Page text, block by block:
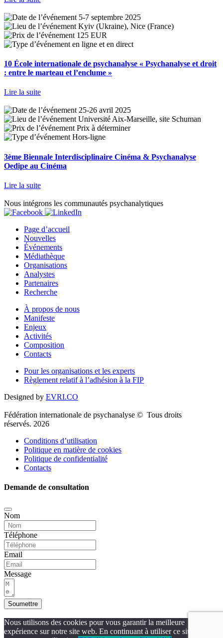
5-7 septembre 2025
Kyiv (Ukraine), Nice (France)
125 EUR
en ligne et en direct
10 École internationale de psychanalyse « Psychanalyse et droit
: entre le marteau et l’enclume »
Lire la suite
25-26 avril 2025
Université Aix-Marseille, site Schuman
Prix à déterminer
Hors-ligne
3ème Biennale Interdisciplinaire Cinéma & Psychanalyse
Oedipe au Cinéma
Lire la suite
Nous intégrons les communautés psychanalytiques
Page d’accueil
Nouvelles
Événements
Médiathèque
Organisations
Analystes
Partenaires
Recherche
À propos de nous
Manifeste
Enjeux
Activités
Composition
Contacts
Pour les organisations et les experts
Règlement relatif à l’adhésion à la FIP
Designed by EVRI.CO
Fédération internationale de psychanalyse © Tous droits
réservés. 2026
Conditions d’utilisation
Politique en matière de cookies
Politique de confidentialité
Contacts
Demande de consultation
Nom
Téléphone
Email
Message
Soumettre
Nous utilisons des cookies pour vous garantir la meilleure
expérience sur notre site web. En continuant à utiliser ce site, vous